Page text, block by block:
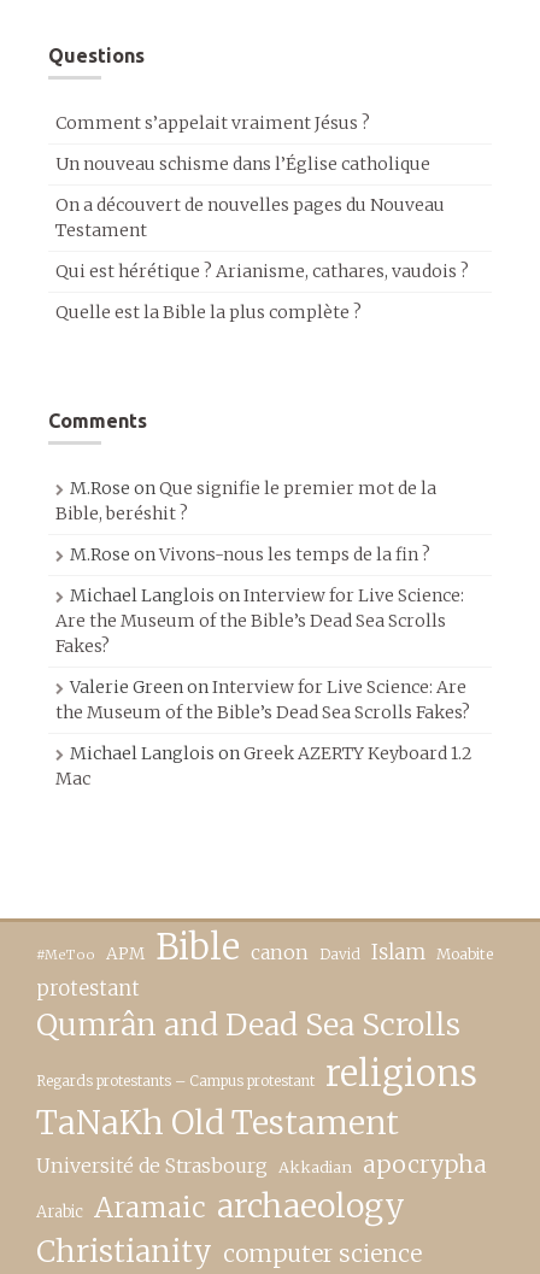
Questions
Comment s’appelait vraiment Jésus ?
Un nouveau schisme dans l’Église catholique
On a découvert de nouvelles pages du Nouveau
Testament
Qui est hérétique ? Arianisme, cathares, vaudois ?
Quelle est la Bible la plus complète ?
Comments
M.Rose onQue signifie le premier mot de la
Bible, beréshit ?
M.Rose onVivons-nous les temps de la fin ?
Michael Langlois onInterview for Live Science:
Are the Museum of the Bible’s Dead Sea Scrolls
Fakes?
Valerie GreenonInterview for Live Science: Are
the Museum of the Bible’s Dead Sea Scrolls Fakes?
Michael Langlois onGreek AZERTY Keyboard 1.2
Mac
#MeToo APM Bible canon David Islam Moabite
protestant
Qumrân and Dead Sea Scrolls
Regards protestants – Campus protestant religions
TaNaKh Old Testament
Université de Strasbourg Akkadian apocrypha
Arabic Aramaic archaeology
Christianity computer science